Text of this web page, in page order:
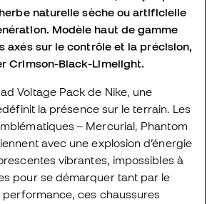
naturelle sèche ou artificielle
Modèle haut de gamme
axés sur le contrôle et la précision,
Crimson-Black-Limelight.
Voltage Pack de Nike, une
la présence sur le terrain. Les
– Mercurial, Phantom
avec une explosion d’énergie
vibrantes, impossibles à
pour se démarquer tant par le
performance, ces chaussures